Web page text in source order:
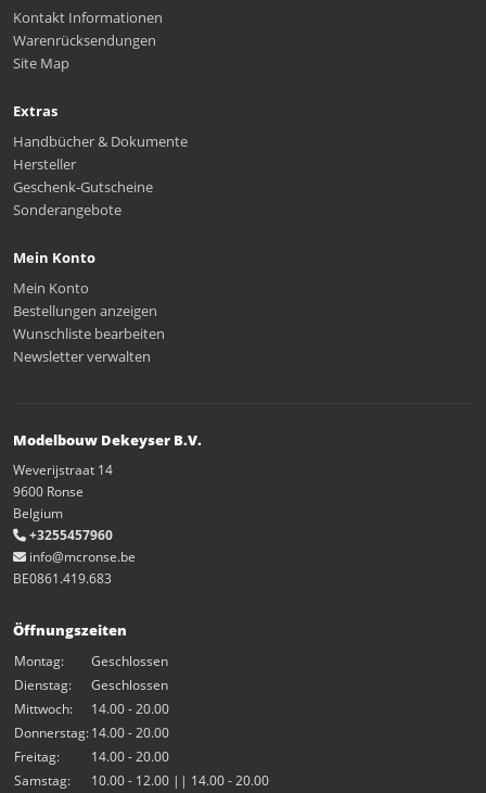
Kontakt Informationen
Warenrücksendungen
Site Map
Extras
Handbücher & Dokumente
Hersteller
Geschenk-Gutscheine
Sonderangebote
Mein Konto
Mein Konto
Bestellungen anzeigen
Wunschliste bearbeiten
Newsletter verwalten
Modelbouw Dekeyser B.V.
Weverijstraat 14
9600 Ronse
Belgium
+3255457960
info@mcronse.be
BE0861.419.683
Öffnungszeiten
Montag:
Geschlossen
Dienstag:
Geschlossen
Mittwoch:
14.00 - 20.00
Donnerstag:14.00 - 20.00
Freitag:
14.00 - 20.00
Samstag:
10.00 - 12.00 || 14.00 - 20.00